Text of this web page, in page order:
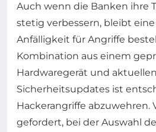
Auch wenn die Banken ihre
stetig verbessern, bleibt
Anfälligkeit für Angriffe
Kombination aus einem
Hardwaregerät und aktuellen
Sicherheitsupdates ist
Hackerangriffe abzuwehren.
gefordert, bei der Auswahl